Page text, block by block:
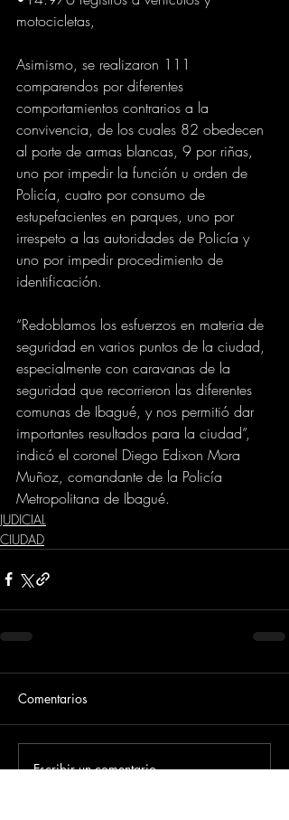
motocicletas,
Asimismo, se realizaron 111
comparendos por diferentes
comportamientos contrarios a la
convivencia, de los cuales 82 obedecen
al porte de armas blancas, 9 por riñas,
uno por impedir la función u orden de
Policía, cuatro por consumo de
estupefacientes en parques, uno por
irrespeto a las autoridades de Policía y
uno por impedir procedimiento de
identificación.
“Redoblamos los esfuerzos en materia de
seguridad en varios puntos de la ciudad,
especialmente con caravanas de la
seguridad que recorrieron las diferentes
comunas de Ibagué, y nos permitió dar
importantes resultados para la ciudad”,
indicó el coronel Diego Edixon Mora
Muñoz, comandante de la Policía
Metropolitana de Ibagué.
JUDICIAL
CIUDAD
Comentarios
Escribir un comentario...